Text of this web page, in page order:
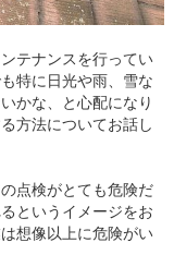
テナンスを行ってい
特に日光や雨、雪な
かな、と心配になり
方法についてお話し
点検がとても危険だ
というイメージをお
想像以上に危険がい